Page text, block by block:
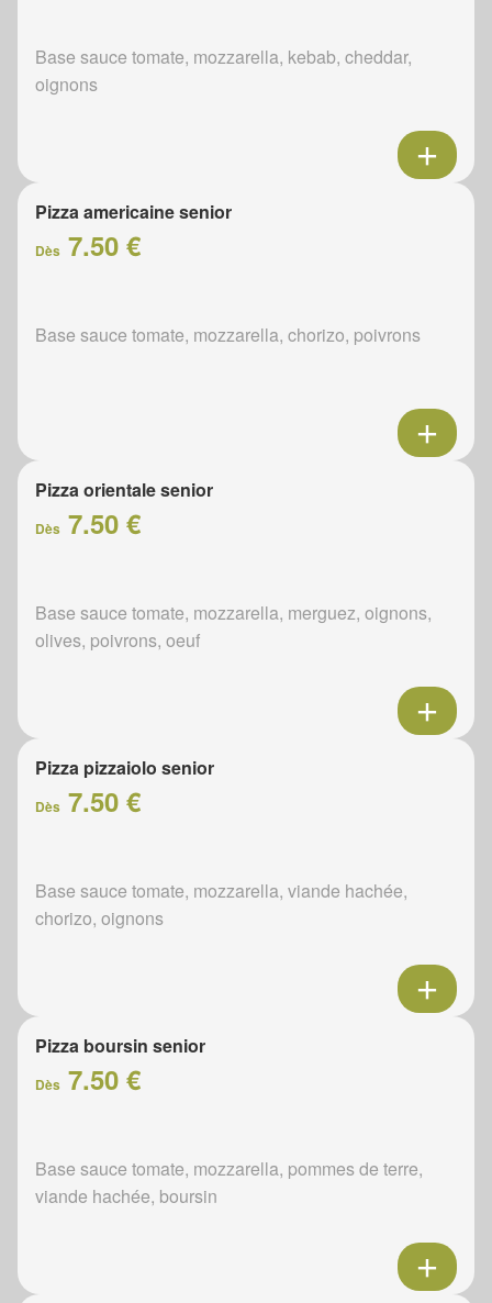
Base sauce tomate, mozzarella, kebab, cheddar,
oignons
Pizza americaine senior
Dès 7.50 €
Base sauce tomate, mozzarella, chorizo, poivrons
Pizza orientale senior
Dès 7.50 €
Base sauce tomate, mozzarella, merguez, oignons,
olives, poivrons, oeuf
Pizza pizzaiolo senior
Dès 7.50 €
Base sauce tomate, mozzarella, viande hachée,
chorizo, oignons
Pizza boursin senior
Dès 7.50 €
Base sauce tomate, mozzarella, pommes de terre,
viande hachée, boursin